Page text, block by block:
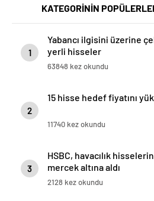
KATEGORİNİN
1
Yabancı ilgisini üzerine
yerli hisseler
63848 kez okundu
2
15 hisse hedef fiyatını
11740 kez okundu
3
HSBC, havacılık
mercek altına aldı
2128 kez okundu